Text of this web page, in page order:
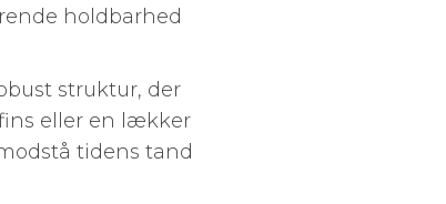
holdbarhed
struktur, der
eller en lækker
tidens tand